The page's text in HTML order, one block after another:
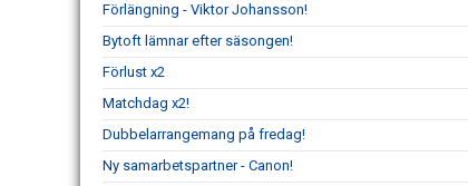
Förlängning - Viktor Johansson!
Bytoft lämnar efter säsongen!
Förlust x2
Matchdag x2!
Dubbelarrangemang på fredag!
Ny samarbetspartner - Canon!